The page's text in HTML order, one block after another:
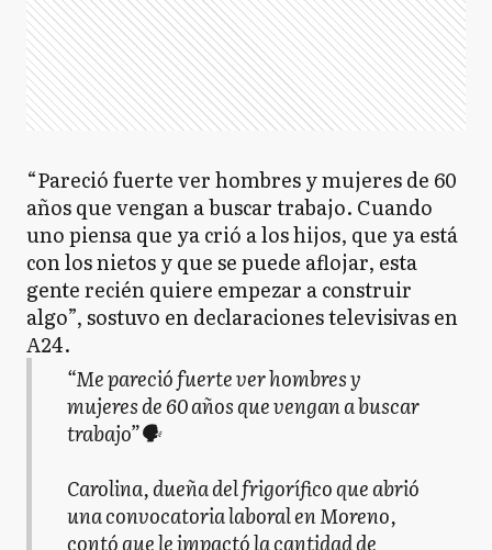
“Pareció fuerte ver hombres y mujeres de 60
años que vengan a buscar trabajo. Cuando
uno piensa que ya crió a los hijos, que ya está
con los nietos y que se puede aflojar, esta
gente recién quiere empezar a construir
algo”, sostuvo en declaraciones televisivas en
A24.
“Me pareció fuerte ver hombres y
mujeres de 60 años que vengan a buscar
trabajo”🗣️
Carolina, dueña del frigorífico que abrió
una convocatoria laboral en Moreno,
contó que le impactó la cantidad de